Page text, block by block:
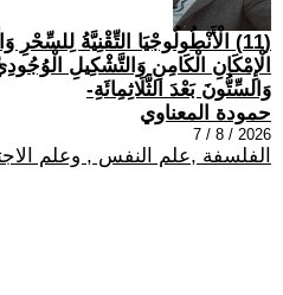
(11) الْأَنْطُولُوجْيَا التِّقْنِيَّةُ
الْإِمْكَانِ الْكَامِنِ وَالتَّشْكِيلِ
وَالسِّتُّونَ بَعْدَ الثَّلَاثِمِائَةِ-
حمودة المعناوي
2026 / 8 / 7
الفلسفة ,علم النفس , وعلم